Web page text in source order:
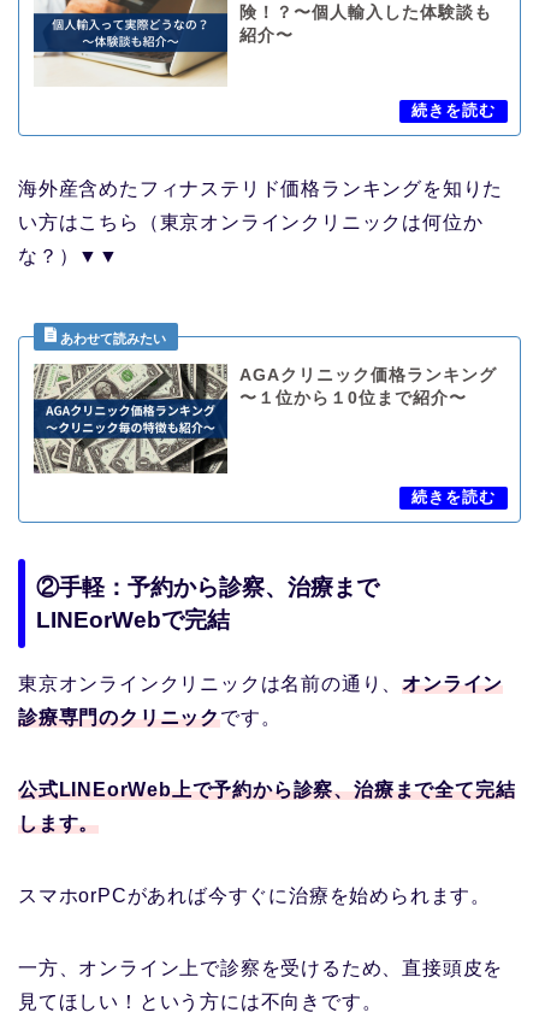
険！？〜個人輸入した体験談も
紹介〜
海外産含めたフィナステリド価格ランキングを知りた
い方はこちら（東京オンラインクリニックは何位か
な？）▼▼
AGAクリニック価格ランキング
〜１位から１0位まで紹介〜
②手軽：予約から診察、治療まで
LINEorWebで完結
東京オンラインクリニックは名前の通り、オンライン
診療専門のクリニックです。
公式LINEorWeb上で予約から診察、治療まで全て完結
します。
スマホorPCがあれば今すぐに治療を始められます。
一方、オンライン上で診察を受けるため、直接頭皮を
見てほしい！という方には不向きです。